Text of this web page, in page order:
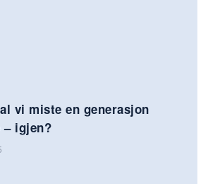
vi miste en generasjon
– igjen?